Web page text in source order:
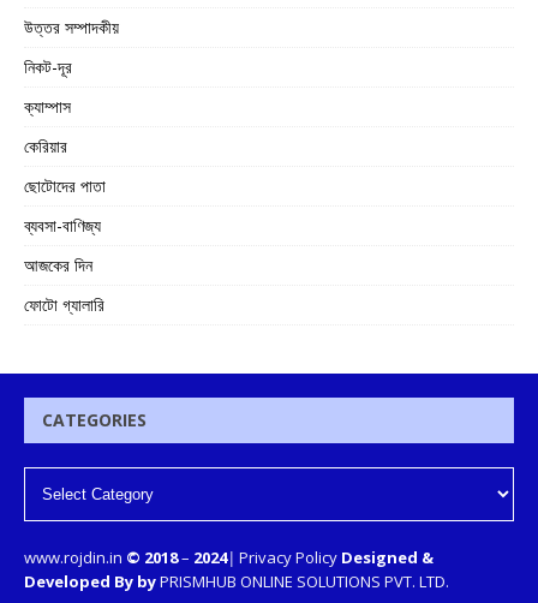
উত্তর সম্পাদকীয়
নিকট-দূর
ক্যাম্পাস
কেরিয়ার
ছোটোদের পাতা
ব্যবসা-বাণিজ্য
আজকের দিন
ফোটো গ্যালারি
CATEGORIES
www.rojdin.in © 2018– 2024| Privacy Policy Designed &
Developed By byPRISMHUB ONLINE SOLUTIONS PVT. LTD.